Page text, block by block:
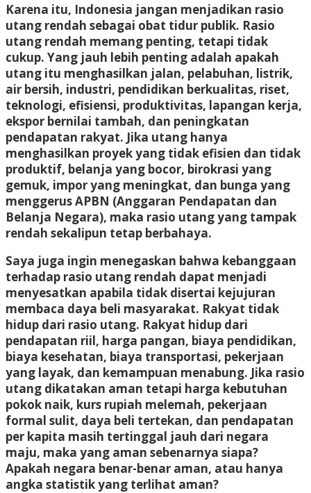
Karena itu, Indonesia jangan menjadikan rasio
utang rendah sebagai obat tidur publik. Rasio
utang rendah memang penting, tetapi tidak
cukup. Yang jauh lebih penting adalah apakah
utang itu menghasilkan jalan, pelabuhan, listrik,
air bersih, industri, pendidikan berkualitas, riset,
teknologi, efisiensi, produktivitas, lapangan kerja,
ekspor bernilai tambah, dan peningkatan
pendapatan rakyat. Jika utang hanya
menghasilkan proyek yang tidak efisien dan tidak
produktif, belanja yang bocor, birokrasi yang
gemuk, impor yang meningkat, dan bunga yang
menggerus APBN (Anggaran Pendapatan dan
Belanja Negara), maka rasio utang yang tampak
rendah sekalipun tetap berbahaya.
Saya juga ingin menegaskan bahwa kebanggaan
terhadap rasio utang rendah dapat menjadi
menyesatkan apabila tidak disertai kejujuran
membaca daya beli masyarakat. Rakyat tidak
hidup dari rasio utang. Rakyat hidup dari
pendapatan riil, harga pangan, biaya pendidikan,
biaya kesehatan, biaya transportasi, pekerjaan
yang layak, dan kemampuan menabung. Jika rasio
utang dikatakan aman tetapi harga kebutuhan
pokok naik, kurs rupiah melemah, pekerjaan
formal sulit, daya beli tertekan, dan pendapatan
per kapita masih tertinggal jauh dari negara
maju, maka yang aman sebenarnya siapa?
Apakah negara benar-benar aman, atau hanya
angka statistik yang terlihat aman?